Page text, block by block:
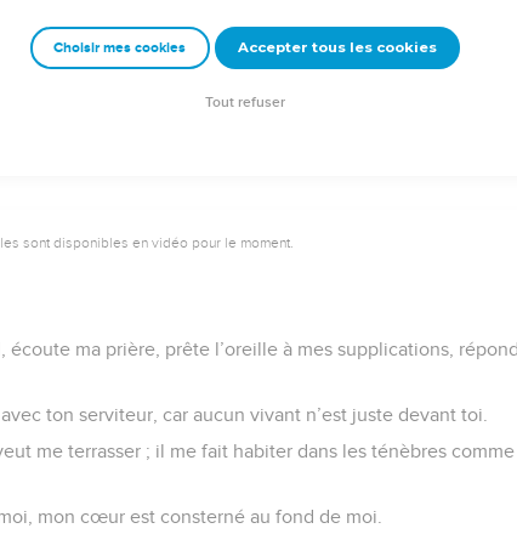
afin que je célèbre ton nom ! Les justes viendront
sont disponibles en vidéo pour le moment.
écoute ma prière, prête l’oreille à mes supplications,
ton serviteur, car aucun vivant n’est juste devant toi.
me terrasser ; il me fait habiter dans les ténèbres
mon cœur est consterné au fond de moi.
Choisir mes cookies Accepter tous les cookies
Tout refuser